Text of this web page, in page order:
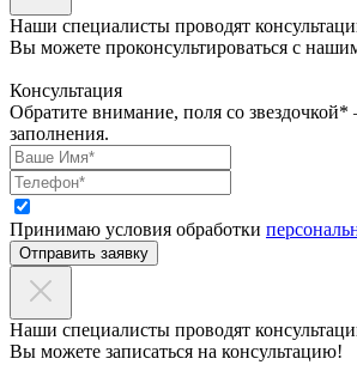
Наши специалисты проводят
Вы можете проконсультироваться с
Консультация
Обратите внимание, поля со звездочкой*
заполнения.
Принимаю условия обработки
Отправить заявку
Наши специалисты проводят
Вы можете записаться на консультацию!